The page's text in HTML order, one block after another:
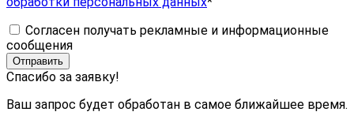
Согласен получать рекламные и информационные
сообщения
Спасибо за заявку!
Ваш запрос будет обработан в самое ближайшее время.